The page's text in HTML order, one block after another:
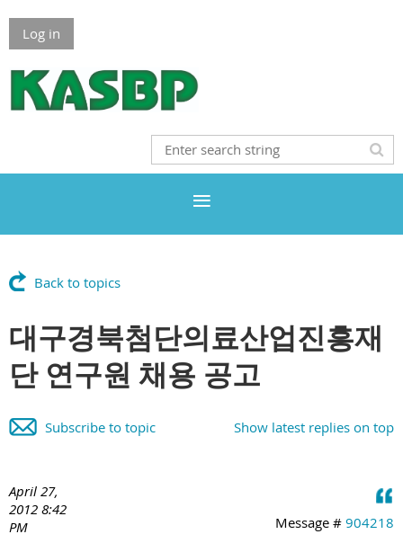
Log in
Back to topics
대구경북첨단의료산업진흥재
단 연구원 채용 공고
Show latest replies on top
Subscribe to topic
April 27,
2012 8:42
PM
Message # 904218